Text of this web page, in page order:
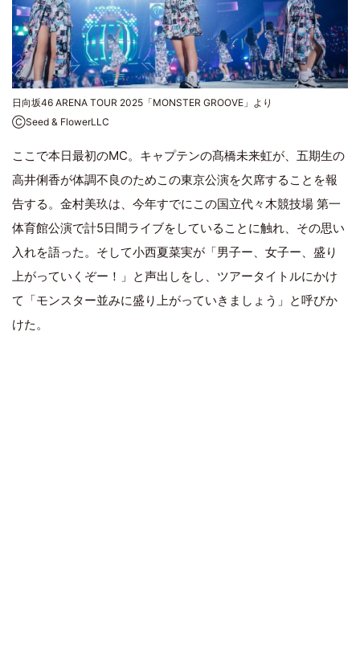
日向坂46 ARENA TOUR 2025「MONSTER GROOVE」より
ⒸSeed & FlowerLLC
ここで本日最初のMC。キャプテンの髙橋未来虹が、五期生の
高井俐香が体調不良のためこの東京公演を欠席することを報
告する。金村美玖は、今年すでにこの国立代々木競技場 第一
体育館公演で計5日間ライブをしていることに触れ、その思い
入れを語った。そして小西夏菜実が「男子ー、女子ー、盛り
上がっていくぞー！」と声出しをし、ツアータイトルにかけ
て「モンスター並みに盛り上がっていきましょう」と呼びか
けた。